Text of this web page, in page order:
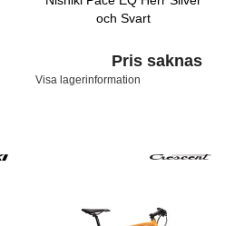
och Svart
Pris saknas
Visa lagerinformation